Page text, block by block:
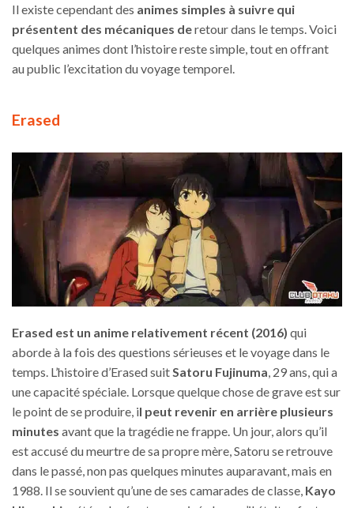
Il existe cependant des animes simples à suivre qui
présentent des mécaniques deretour dans le temps. Voici
quelques animes dont l’histoire reste simple, tout en offrant
au public l’excitation du voyage temporel.
Erased
Erased est un anime relativement récent (2016) qui
aborde à la fois des questions sérieuses et le voyage dans le
temps. L’histoire d’Erased suitSatoru Fujinuma, 29 ans, qui a
une capacité spéciale. Lorsque quelque chose de grave est sur
le point de se produire, il peut revenir en arrière plusieurs
minutes avant que la tragédie ne frappe. Un jour, alors qu’il
est accusé du meurtre de sa propre mère, Satoru se retrouve
dans le passé, non pas quelques minutes auparavant, mais en
1988. Il se souvient qu’une de ses camarades de classe, Kayo